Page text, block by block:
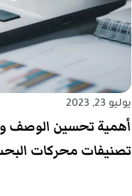
يوليو 23, 2023
أهمية تحسين الوصف
تصنيفات محركات